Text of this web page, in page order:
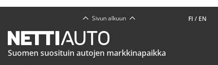
FI / EN
Sivun alkuun
Suomen suosituin autojen markkinapaikka